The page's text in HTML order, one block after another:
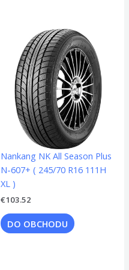
Nankang NK All Season Plus
N-607+ ( 245/70 R16 111H
XL )
€103.52
DO OBCHODU